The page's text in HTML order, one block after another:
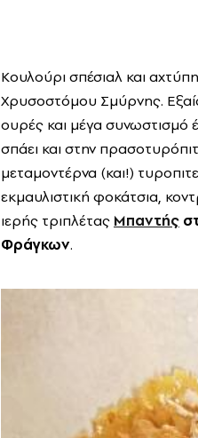
Κουλούρι σπέσιαλ και
Χρυσοστόμου Σμύρνης.
ουρές και μέγα
σπάει και στην
μεταμοντέρνα (και!)
εκμαυλιστική φοκάτσια,
ιερής τριπλέτας Μπαντής
Φράγκων.